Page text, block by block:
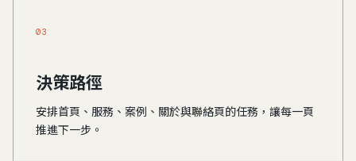
03
決策路徑
安排首頁、服務、案例、關於與聯絡頁的任務，讓每一頁
推進下一步。